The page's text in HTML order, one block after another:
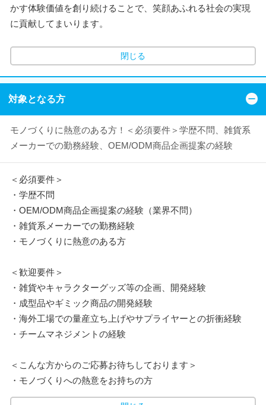
かす体験価値を創り続けることで、笑顔あふれる社会の実現
に貢献してまいります。
閉じる
対象となる方
モノづくりに熱意のある方！＜必須要件＞学歴不問、雑貨系
メーカーでの勤務経験、OEM/ODM商品企画提案の経験
＜必須要件＞
・学歴不問
・OEM/ODM商品企画提案の経験（業界不問）
・雑貨系メーカーでの勤務経験
・モノづくりに熱意のある方
＜歓迎要件＞
・雑貨やキャラクターグッズ等の企画、開発経験
・成型品やギミック商品の開発経験
・海外工場での量産立ち上げやサプライヤーとの折衝経験
・チームマネジメントの経験
＜こんな方からのご応募お待ちしております＞
・モノづくりへの熱意をお持ちの方